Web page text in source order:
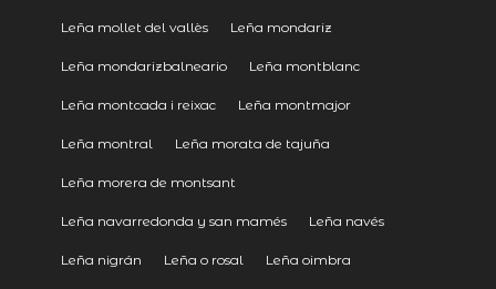
Leña mollet del vallès Leña mondariz
Leña mondarizbalneario Leña montblanc
Leña montcada i reixac Leña montmajor
Leña montral Leña morata de tajuña
Leña morera de montsant
Leña navarredonda y san mamés Leña navés
Leña nigrán Leña o rosal Leña oimbra